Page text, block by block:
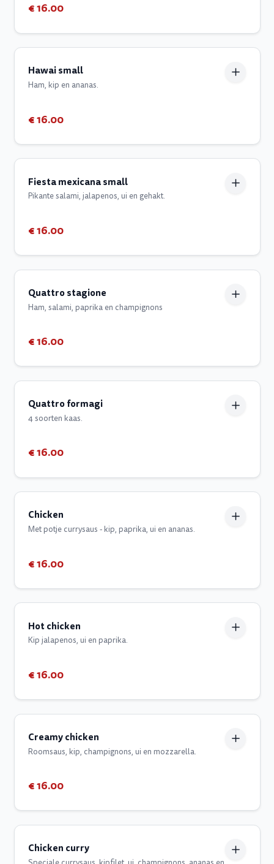
€ 16.00
Hawai small
Ham, kip en ananas.
€ 16.00
Fiesta mexicana small
Pikante salami, jalapenos, ui en gehakt.
€ 16.00
Quattro stagione
Ham, salami, paprika en champignons
€ 16.00
Quattro formagi
4 soorten kaas.
€ 16.00
Chicken
Met potje currysaus - kip, paprika, ui en ananas.
€ 16.00
Hot chicken
Kip jalapenos, ui en paprika.
€ 16.00
Creamy chicken
Roomsaus, kip, champignons, ui en mozzarella.
€ 16.00
Chicken curry